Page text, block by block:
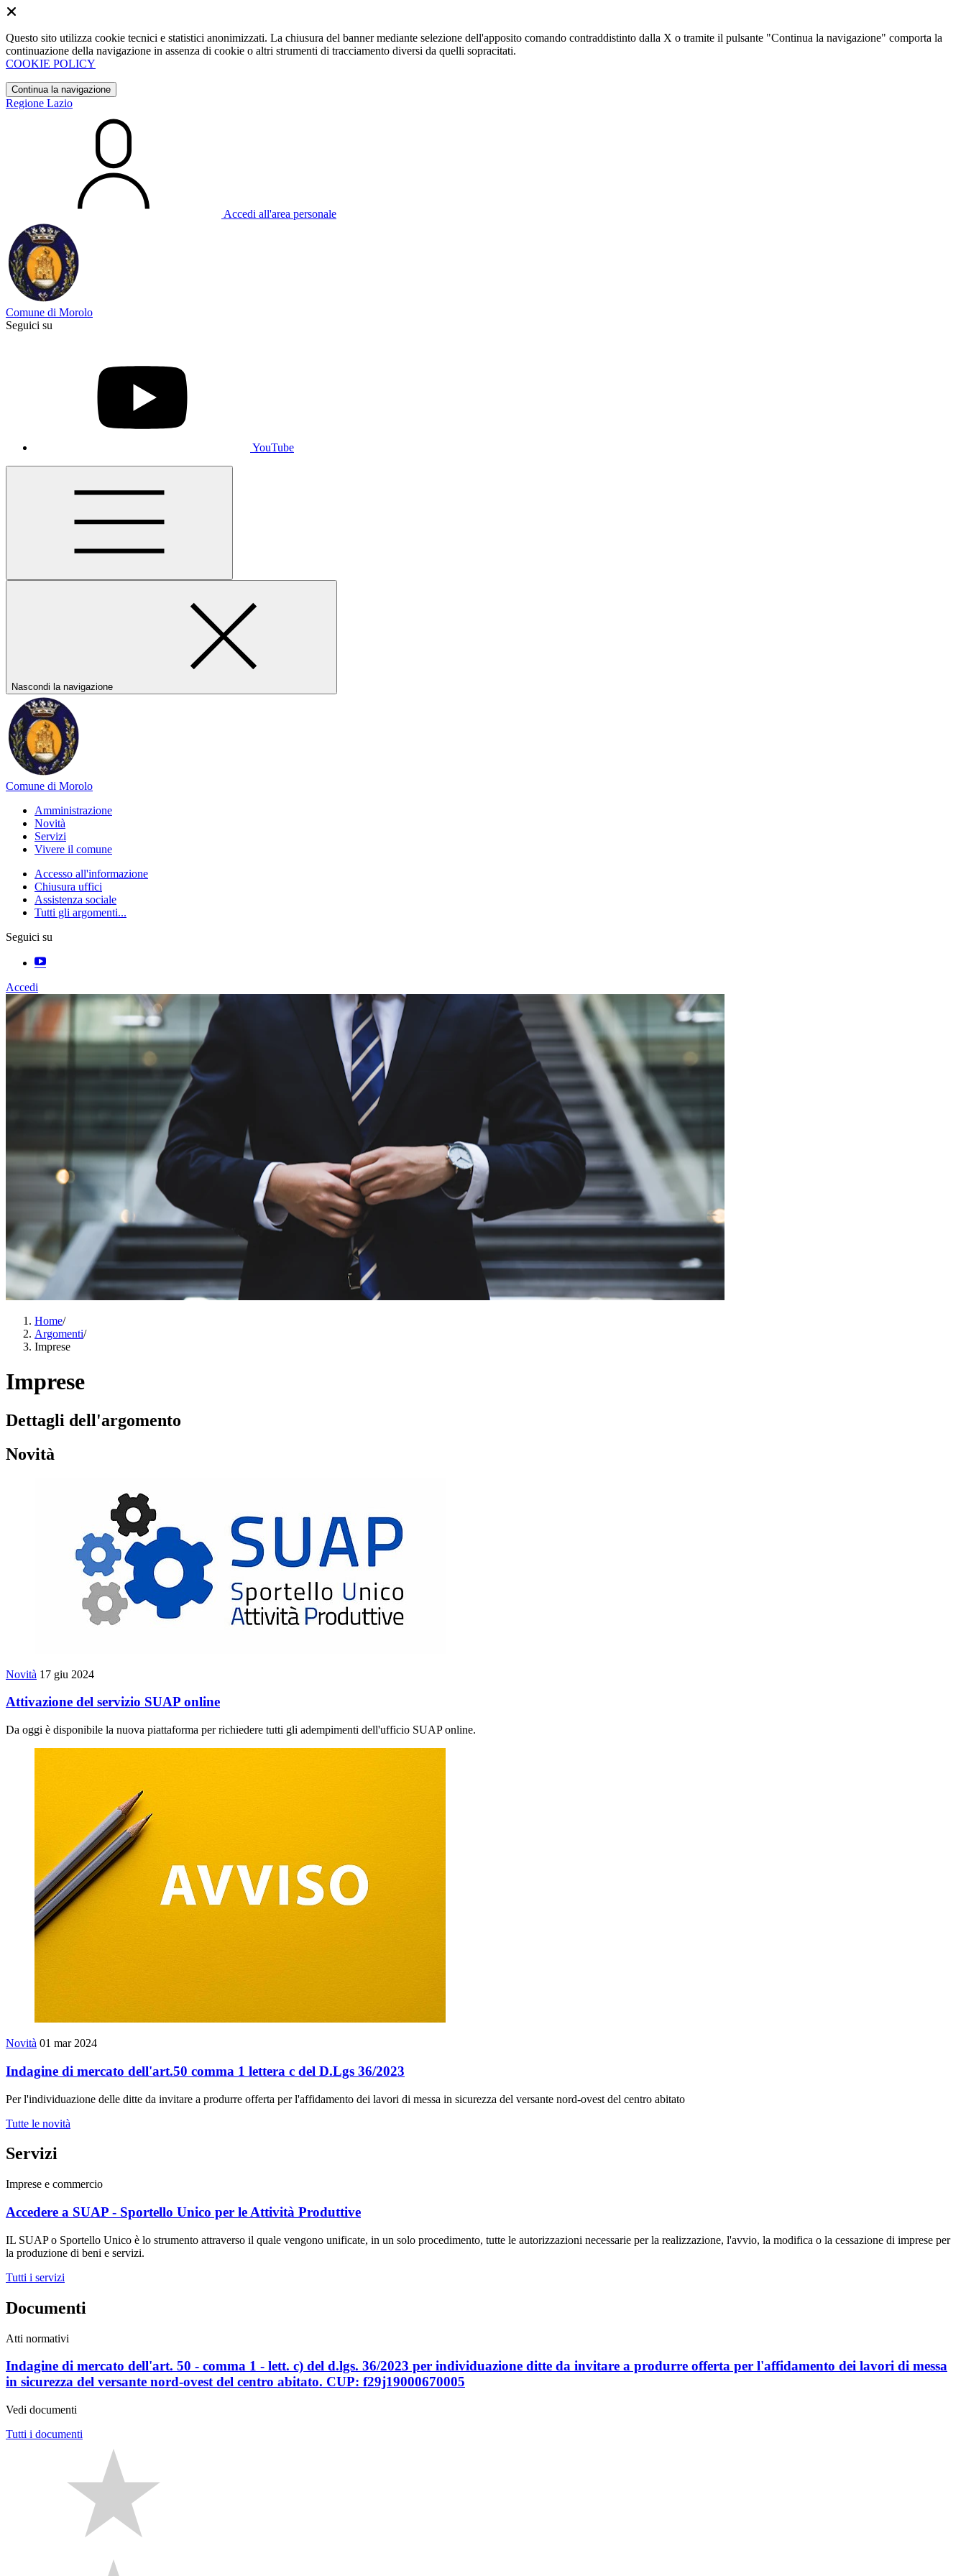
Questo sito utilizza cookie tecnici e statistici anonimizzati. La chiusura del banner mediante selezione dell'apposito comando contraddistinto dalla X o tramite il pulsante "Continua la navigazione" comporta la
continuazione della navigazione in assenza di cookie o altri strumenti di tracciamento diversi da quelli sopracitati.
COOKIE POLICY
Continua la navigazione
Regione Lazio
Accedi all'area personale
Comune di Morolo
Seguici su
YouTube
Nascondi la navigazione
Comune di Morolo
Amministrazione
Novità
Servizi
Vivere il comune
Accesso all'informazione
Chiusura uffici
Assistenza sociale
Tutti gli argomenti...
Seguici su
Accedi
Home/
Argomenti/
Imprese
Imprese
Dettagli dell'argomento
Novità
Novità 17 giu 2024
Attivazione del servizio SUAP online
Da oggi è disponibile la nuova piattaforma per richiedere tutti gli adempimenti dell'ufficio SUAP online.
Novità 01 mar 2024
Indagine di mercato dell'art.50 comma 1 lettera c del D.Lgs 36/2023
Per l'individuazione delle ditte da invitare a produrre offerta per l'affidamento dei lavori di messa in sicurezza del versante nord-ovest del centro abitato
Tutte le novità
Servizi
Imprese e commercio
Accedere a SUAP - Sportello Unico per le Attività Produttive
IL SUAP o Sportello Unico è lo strumento attraverso il quale vengono unificate, in un solo procedimento, tutte le autorizzazioni necessarie per la realizzazione, l'avvio, la modifica o la cessazione di imprese per
la produzione di beni e servizi.
Tutti i servizi
Documenti
Atti normativi
Indagine di mercato dell'art. 50 - comma 1 - lett. c) del d.lgs. 36/2023 per individuazione ditte da invitare a produrre offerta per l'affidamento dei lavori di messa
in sicurezza del versante nord-ovest del centro abitato. CUP: f29j19000670005
Vedi documenti
Tutti i documenti